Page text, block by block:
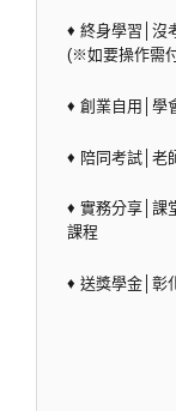
♦ 終身學習│沒
(※如要操作需
♦ 創業自用│學
♦ 陪同考試│老
♦ 實務分享│課
課程
♦ 送獎學金│彰